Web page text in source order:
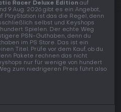
Racer Deluxe Edition auf
9 Aug. 2026 gibt es ein Angebot,
PlayStation ist das die Regel, denn
selbst und Keyshops
Spielen. Der echte Weg
PSN-Guthaben, denn du
im PS Store. Das ist ein
Titel. Prüfe vor dem Kauf, ob du
Pakete rechnen das nicht
nur für wenige von hundert
zum niedrigeren Preis führt also